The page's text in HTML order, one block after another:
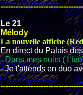
Le 21
Mélody
La nouvelle affiche
En direct du Palais
- Dans mes nuits (
- Je t'attends en duo